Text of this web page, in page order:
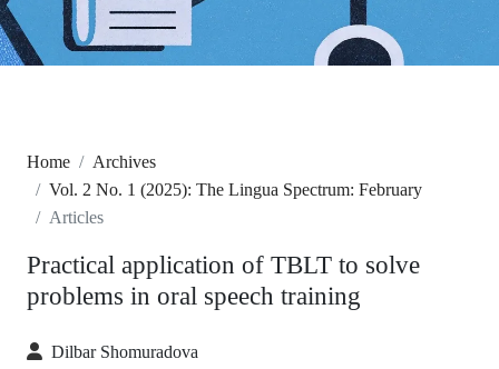
Home
Archives
Vol. 2 No. 1 (2025): The Lingua Spectrum: February
Articles
Practical application of TBLT to solve
problems in oral speech training
Dilbar Shomuradova